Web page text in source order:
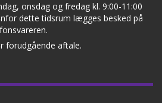
onsdag og fredag kl. 9:00-11:00
dette tidsrum lægges besked på
forudgående aftale.